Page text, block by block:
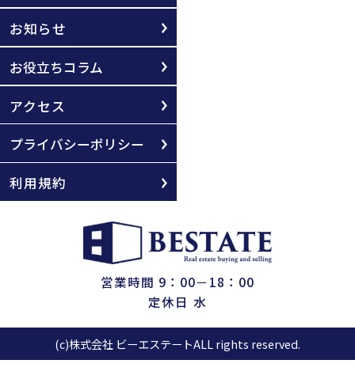
お知らせ
お役立ちコラム
アクセス
プライバシーポリシー
利用規約
営業時間 9：00－18：00
定休日 水
(c)株式会社 ビーエステートALL rights reserved.